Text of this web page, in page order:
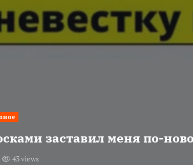
заставил меня по-
43 views